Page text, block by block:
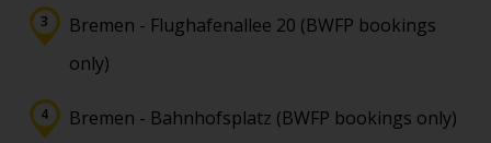
Bremen - Flughafenallee 20 (BWFP bookings
only)
Bremen - Bahnhofsplatz (BWFP bookings only)